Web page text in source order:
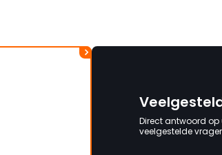
Direct antwoord op
veelgestelde